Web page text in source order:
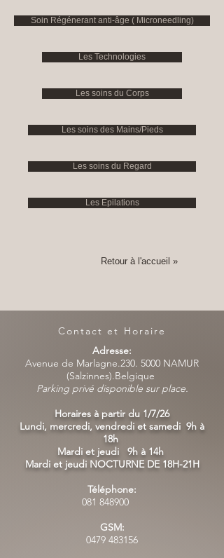
Soin Régénerant anti-âge ( Microneedling)
Les Technologies
Les soins du Corps
Les soins des Mains/Pieds
Les soins du Regard
Les Epilations
Retour à l'accueil »
Contact et Horaire
Adresse:
Avenue de Marlagne.230. 5000 NAMUR
(Salzinnes).Belgique
Parking privé disponible sur place.
Horaires à partir du 1/7/26
Lundi, mercredi, vendredi et samedi 9h à
18h
Mardi et jeudi 9h à 14h
Mardi et jeudi NOCTURNE DE 18H-21H
Téléphone:
081 848900
GSM:
0479 483156